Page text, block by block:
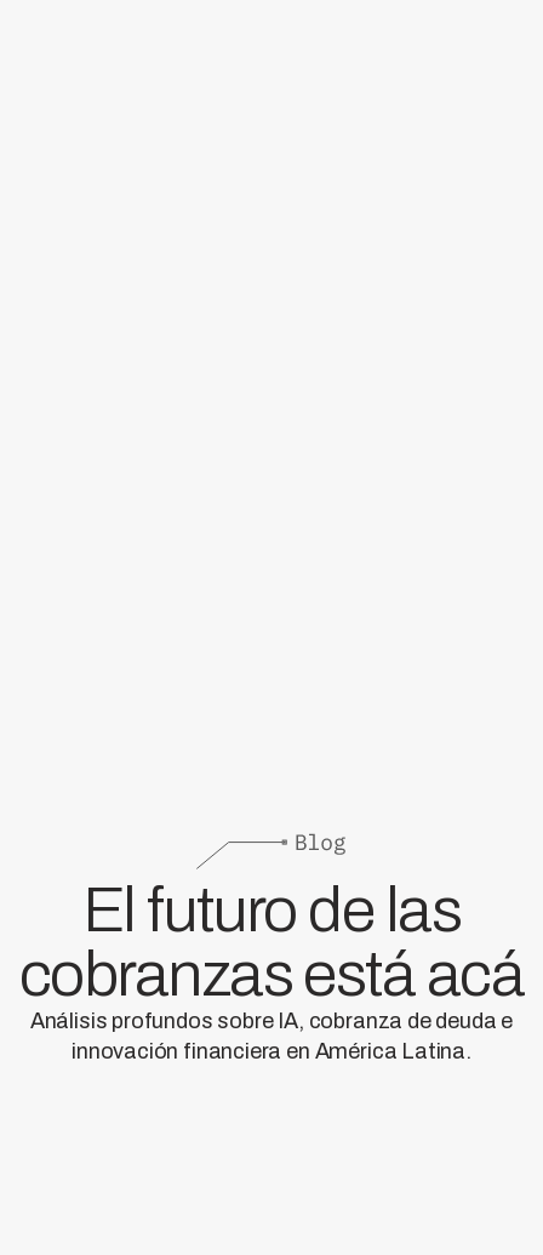
El futuro de las
cobranzas está acá
Análisis profundos sobre IA, cobranza de deuda e
innovación financiera en América Latina.